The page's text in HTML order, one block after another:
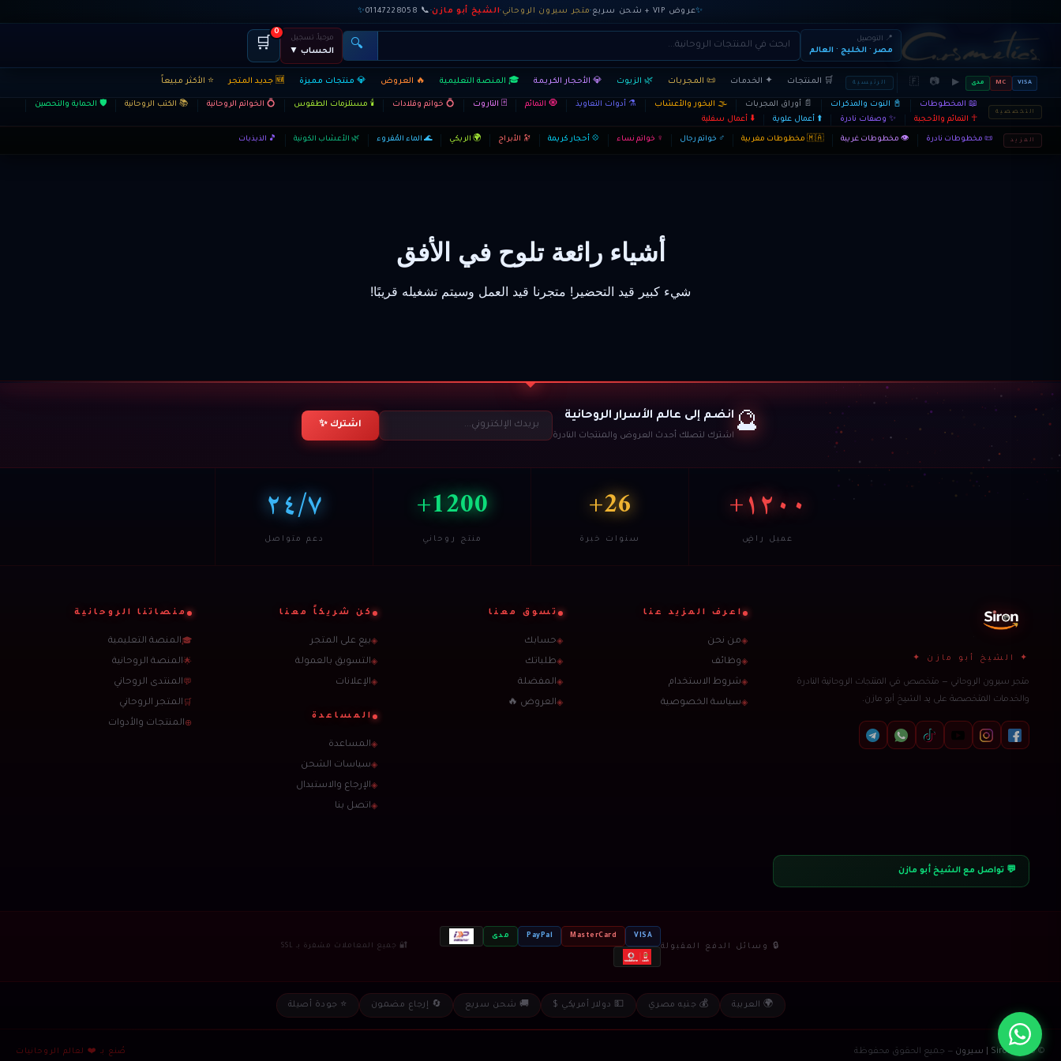
✨عروض VIP + شحن سريع ·متجر سيرون الروحاني·الشيخ أبو مازن·
📞 01147228058
✨
📍 التوصيل
مصر · الخليج · العالم 🔍
مرحباً، تسجيل
الحساب ▼ 🛒
0
VISA
MC مدى ▶
📷
🇫 الرئيسية 🛒 المنتجات ✦ الخدمات 📜 المجربات 🌿 الزيوت 💎 الأحجار الكريمة 🎓 المنصة التعليمية 🔥 العروض 💎 منتجات مميزة 🆕 جديد المتجر ⭐ الأكثر مبيعاً
التخصصية
📖 المخطوطات 📓 النوت والمذكرات 📄 أوراق المجربات 🌫️ البخور والأعشاب ⚗️ أدوات التعاويذ 🧿 التمائم 🃏 التاروت 💍 خواتم وقلادات 🕯️ مستلزمات الطقوس 💍 الخواتم الروحانية 📚 الكتب الروحانية
🛡️ الحماية والتحصين
☥ التمائم والأحجبة
✨ وصفات نادرة ⬆️ أعمال علوية ⬇️ أعمال سفلية
المزيد 📜 مخطوطات نادرة 👁️ مخطوطات غريبة 🇲🇦 مخطوطات مغربية ♂ خواتم رجال ♀ خواتم نساء 💠 أحجار كريمة 🔭 الأبراج 🌍 الريكي 🌊 الماء المُقروء 🌿 الأعشاب الكونية 🎵 الذبذبات
أشياء رائعة تلوح في الأفق
شيء كبير قيد التحضير! متجرنا قيد العمل وسيتم تشغيله قريبًا!
🔮 انضم إلى عالم الأسرار الروحانية
اشترك لتصلك أحدث العروض والمنتجات النادرة
اشترك ✨
١٢٠٠+
عميل راضٍ
26+
سنوات خبرة
1200+
منتج روحاني
٢٤/٧
دعم متواصل
✦ الشيخ أبو مازن ✦
متجر سيرون الروحاني — متخصص في المنتجات الروحانية النادرة
والخدمات المتخصصة على يد الشيخ أبو مازن.
اعرف المزيد عنا
◈من نحن
◈وظائف
◈شروط الاستخدام
◈سياسة الخصوصية
تسوق معنا
◈حسابك
◈طلباتك
◈المفضلة
◈العروض 🔥
كن شريكاً معنا
◈بيع على المتجر
◈التسويق بالعمولة
◈الإعلانات
المساعدة
◈المساعدة
◈سياسات الشحن
◈الإرجاع والاستبدال
◈اتصل بنا
منصاتنا الروحانية
🎓المنصة التعليمية
🌟المنصة الروحانية
💬المنتدى الروحاني
🛒 المتجر الروحاني
⊕المنتجات والأدوات
💬 تواصل مع الشيخ أبو مازن
🔒 وسائل الدفع المقبولة
VISA
MasterCard
PayPal
مدى
🔐 جميع المعاملات مشفرة بـ SSL
🌍 العربية 💰 جنيه مصري 💵 دولار أمريكي $ 🚚 شحن سريع 🔄 إرجاع مضمون ⭐ جودة أصيلة
© 2026 Siron | سيرون — جميع الحقوق محفوظة صُنع بـ ❤️ لعالم الروحانيات